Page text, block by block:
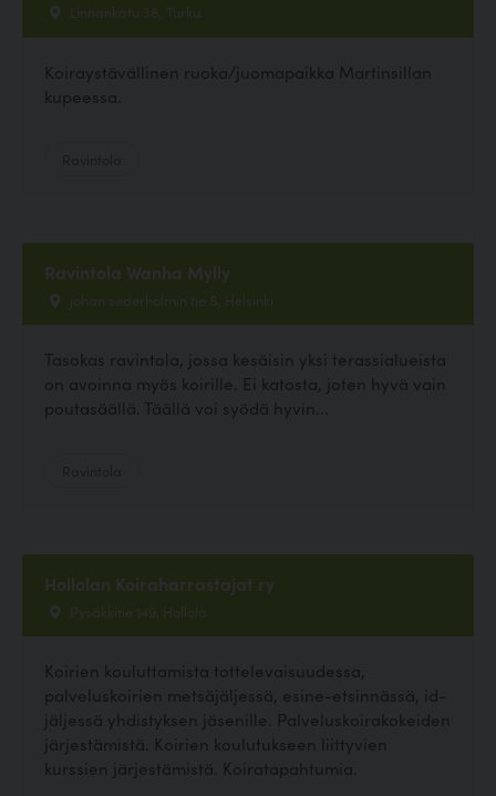
Linnankatu 38, Turku
Koiraystävällinen ruoka/juomapaikka Martinsillan
kupeessa.
Ravintola Wanha Mylly
johan sederholmin tie 8, Helsinki
Tasokas ravintola, jossa kesäisin yksi terassialueista
on avoinna myös koirille. Ei katosta, joten hyvä vain
poutasäällä. Täällä voi syödä hyvin...
Hollolan Koiraharrastajat ry
Pysäkkitie 149, Hollola
Koirien kouluttamista tottelevaisuudessa,
palveluskoirien metsäjäljessä, esine-etsinnässä, id-
jäljessä yhdistyksen jäsenille. Palveluskoirakokeiden
järjestämistä. Koirien koulutukseen liittyvien
kurssien järjestämistä. Koiratapahtumia.